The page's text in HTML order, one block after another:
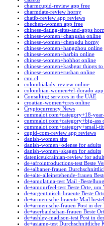
charmcupid-review app free
charmdate-review horny
chatib-review app reviews
chechen-women app free
chinese-dating-sites-and-apps
chinese-women+changsha online
chinese-women+chengdu horny
chinese-women+hangzhou online
chinese-women+harbin online
chinese-women+hohhot online
chinese-women+kashgar things
chinese-women+rushan online
cmi.cl
colombialady-review online
colombian-women+el-dorado
Consulting services in the UAE
croatian-women+cres online
Cryptocurrency News
cummalot.com+category+18-
cummalot.com+category+big-ass
cummalot.com+category+small-
cupid-com-review app reviews
danish-women site
danish-women+odense for adults
danish-women+skagen for adults
dateniceukrainian-review for
de+afrointroductions-test Beste
de+albaner-frauen
de+alte-alleinstehende-frauen
de+amolatina-test Mail -
de+amourfeel-test Beste Orte,
de+argentinisch-braeute Beste
de+armenische-braeute Mail
de+armenische-frauen Post in
de+aserbaidschan-frauen Beste
de+ashley-madison-test Post in
de+asiame-test Durchschnittliche